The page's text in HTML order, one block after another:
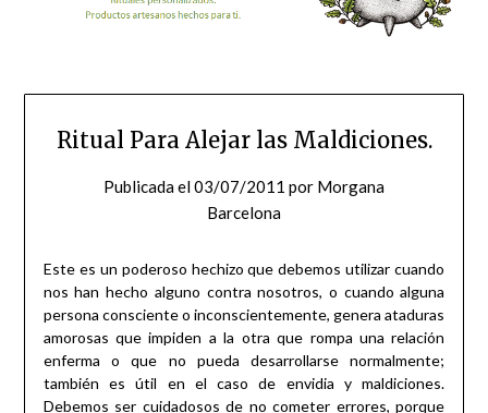
Ritual Para Alejar las Maldiciones.
Publicada el03/07/2011 por Morgana
Barcelona
Este es un poderoso hechizo que debemos utilizar cuando
nos han hecho alguno contra nosotros, o cuando alguna
persona consciente o inconscientemente, genera ataduras
amorosas que impiden a la otra que rompa una relación
enferma o que no pueda desarrollarse normalmente;
también es útil en el caso de envidia y maldiciones.
Debemos ser cuidadosos de no cometer errores, porque